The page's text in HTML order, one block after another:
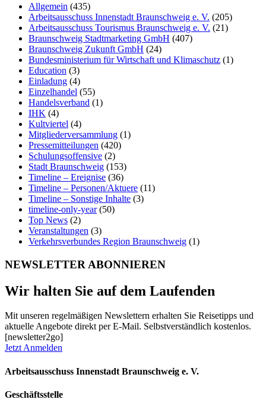
Allgemein (435)
Arbeitsausschuss Innenstadt Braunschweig e. V. (205)
Arbeitsausschuss Tourismus Braunschweig e. V. (21)
Braunschweig Stadtmarketing GmbH (407)
Braunschweig Zukunft GmbH (24)
Bundesministerium für Wirtschaft und Klimaschutz (1)
Education (3)
Einladung (4)
Einzelhandel (55)
Handelsverband (1)
IHK (4)
Kultviertel (4)
Mitgliederversammlung (1)
Pressemitteilungen (420)
Schulungsoffensive (2)
Stadt Braunschweig (153)
Timeline – Ereignise (36)
Timeline – Personen/Aktuere (11)
Timeline – Sonstige Inhalte (3)
timeline-only-year(50)
Top News (2)
Veranstaltungen (3)
Verkehrsverbundes Region Braunschweig (1)
NEWSLETTER ABONNIEREN
Wir halten Sie auf dem Laufenden
Mit unseren regelmäßigen Newslettern erhalten Sie Reisetipps und
aktuelle Angebote direkt per E-Mail. Selbstverständlich kostenlos.
[newsletter2go]
Jetzt Anmelden
Arbeitsausschuss Innenstadt Braunschweig e. V.
Geschäftsstelle